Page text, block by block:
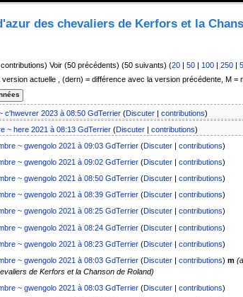
des chevaliers de Kerfors et la
Voir (50 précédents) (50 suivants) (20 | 50 | 100 | 250 |
actuelle , (dern) = différence avec la version précédente, M =
c'hwevrer 2023 à 08:50 GdTerrier (Discuter | contributions)
~ here 2021 à 08:13 GdTerrier (Discuter | contributions)
~ gwengolo 2021 à 09:03 GdTerrier (Discuter | contributions)
~ gwengolo 2021 à 09:02 GdTerrier (Discuter | contributions)
~ gwengolo 2021 à 08:50 GdTerrier (Discuter contributions)
~ gwengolo 2021 à 08:39 GdTerrier (Discuter contributions)
~ gwengolo 2021 à 08:25 GdTerrier (Discuter contributions)
~ gwengolo 2021 à 08:24 GdTerrier (Discuter | contributions)
~ gwengolo 2021 à 08:23 GdTerrier (Discuter | contributions)
~ gwengolo 2021 à 08:03 GdTerrier (Discuter | contributions) m
de Kerfors et la Chanson de Roland)
~ gwengolo 2021 à 08:03 GdTerrier (Discuter | contributions)